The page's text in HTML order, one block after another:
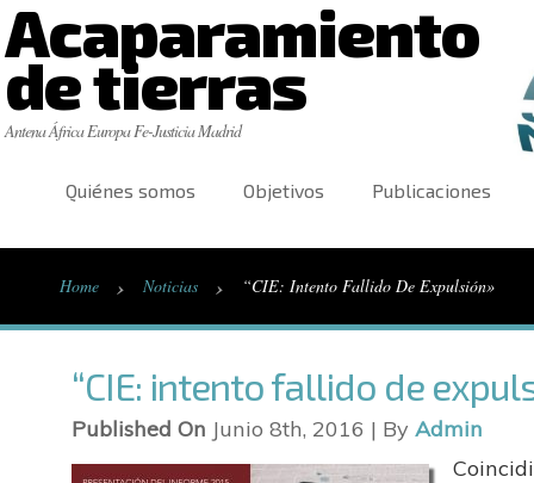
Acaparamiento
de tierras
Antena África Europa Fe-Justicia Madrid
Quiénes somos Objetivos Publicaciones
Home › Noticias › “CIE: Intento Fallido De Expulsión»
“CIE: intento fallido de
Published On Junio 8th, 2016 | By Admin